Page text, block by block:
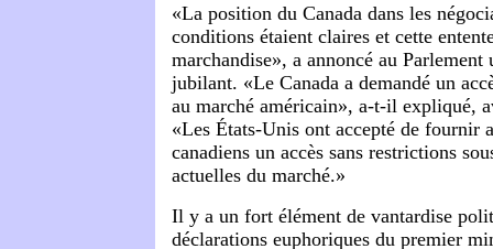
«La position du Canada dans les
conditions étaient claires et cette
marchandise», a annoncé au Parlement
jubilant. «Le Canada a demandé un
au marché américain», a-t-il expliqué,
«Les États-Unis ont accepté de fournir
canadiens un accès sans restrictions
actuelles du marché.»
Il y a un fort élément de vantardise
déclarations euphoriques du premier